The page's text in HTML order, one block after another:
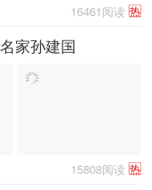
热
16461阅读
家孙建国
热
15808阅读